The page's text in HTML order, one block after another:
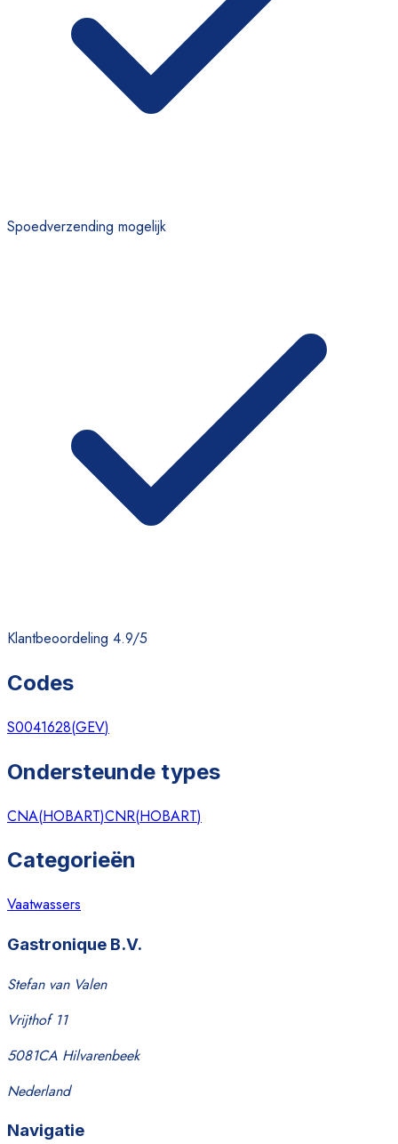
Spoedverzending mogelijk
Klantbeoordeling 4.9/5
Codes
S0041628(GEV)
Ondersteunde types
CNA(HOBART)CNR(HOBART)
Categorieën
Vaatwassers
Gastronique B.V.
Stefan van Valen
Vrijthof 11
5081CA Hilvarenbeek
Nederland
Navigatie